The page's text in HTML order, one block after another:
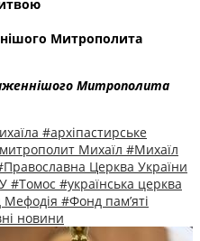
Митрополита
Митрополита
#архіпастирське
Михаїл #Михаїл
Церква України
#Томос #українська церква
#Фонд пам’яті
новини